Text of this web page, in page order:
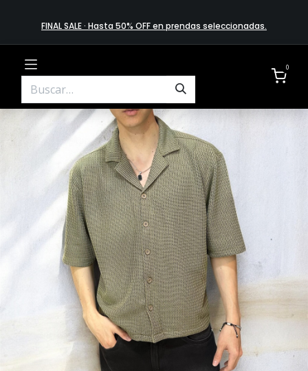
FINAL SALE · Hasta 50% OFF en prendas​ selecciona​das.
0